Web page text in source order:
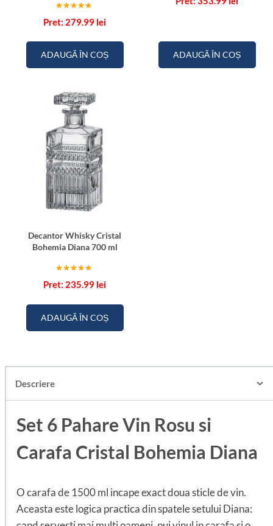
5.00
279.99 lei
ADAUGĂ ÎN COȘ ADAUGĂ ÎN COȘ
Decantor Whisky Cristal
Bohemia Diana 700 ml
5.00
235.99 lei
ADAUGĂ ÎN COȘ
Descriere
Set 6 Pahare Vin Rosu si
Carafa Cristal Bohemia Diana
O carafa de 1500 ml incape exact doua sticle de vin.
Aceasta este logica practica din spatele setului Diana: